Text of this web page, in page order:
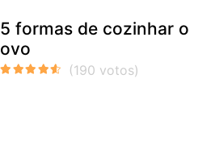
5 formas de cozinhar o
ovo